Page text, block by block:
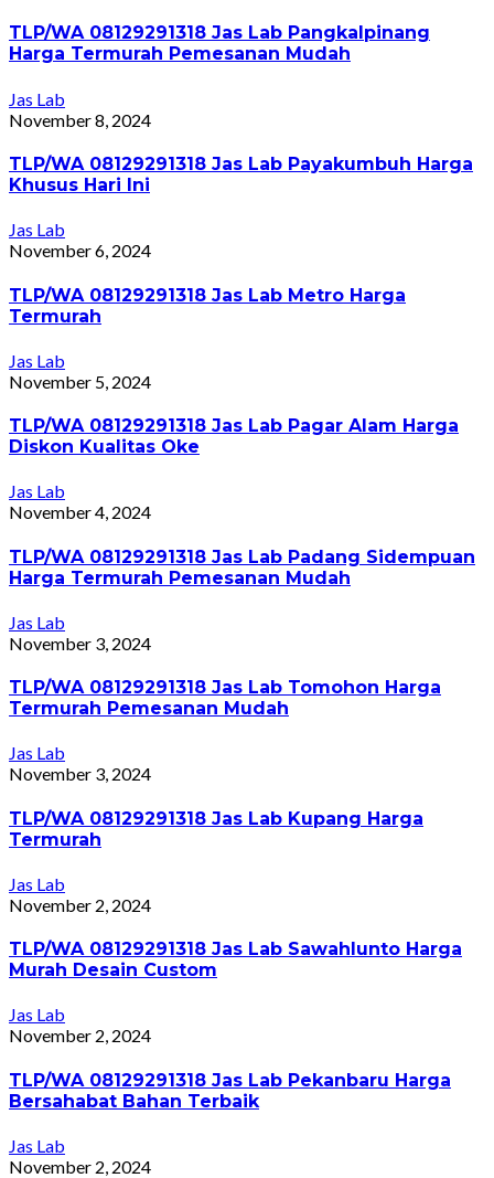
TLP/WA 08129291318 Jas Lab Pangkalpinang
Harga Termurah Pemesanan Mudah
Jas Lab
November 8, 2024
TLP/WA 08129291318 Jas Lab Payakumbuh Harga
Khusus Hari Ini
Jas Lab
November 6, 2024
TLP/WA 08129291318 Jas Lab Metro Harga
Termurah
Jas Lab
November 5, 2024
TLP/WA 08129291318 Jas Lab Pagar Alam Harga
Diskon Kualitas Oke
Jas Lab
November 4, 2024
TLP/WA 08129291318 Jas Lab Padang Sidempuan
Harga Termurah Pemesanan Mudah
Jas Lab
November 3, 2024
TLP/WA 08129291318 Jas Lab Tomohon Harga
Termurah Pemesanan Mudah
Jas Lab
November 3, 2024
TLP/WA 08129291318 Jas Lab Kupang Harga
Termurah
Jas Lab
November 2, 2024
TLP/WA 08129291318 Jas Lab Sawahlunto Harga
Murah Desain Custom
Jas Lab
November 2, 2024
TLP/WA 08129291318 Jas Lab Pekanbaru Harga
Bersahabat Bahan Terbaik
Jas Lab
November 2, 2024